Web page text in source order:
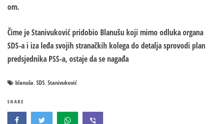
om.
Čime je Stanivuković pridobio Blanušu koji mimo odluka organa
SDS-a i iza leđa svojih stranačkih kolega do detalja sprovodi plan
predsjednika PSS-a, ostaje da se nagađa
blanuša, SDS, Stanivuković
SHARE